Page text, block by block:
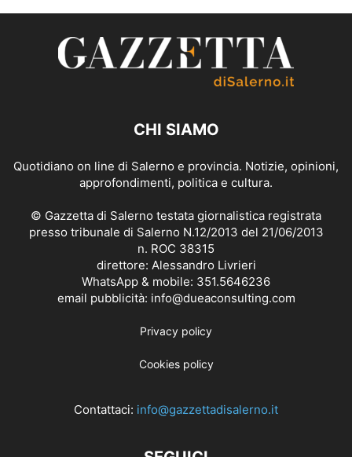
CHI SIAMO
Quotidiano on line di Salerno e provincia. Notizie, opinioni,
approfondimenti, politica e cultura.
© Gazzetta di Salerno testata giornalistica registrata
presso tribunale di Salerno N.12/2013 del 21/06/2013
n. ROC 38315
direttore: Alessandro Livrieri
WhatsApp & mobile: 351.5646236
email pubblicità: info@dueaconsulting.com
Privacy policy
Cookies policy
Contattaci: info@gazzettadisalerno.it